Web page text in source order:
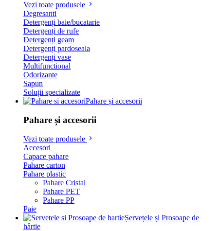
Vezi toate produsele
Degresanti
Detergenți baie/bucatarie
Detergenți de rufe
Detergenți geam
Detergenți pardoseala
Detergenți vase
Multifunctional
Odorizante
Sapun
Soluții specializate
Pahare și accesorii
Pahare și accesorii
Vezi toate produsele
Accesori
Capace pahare
Pahare carton
Pahare plastic
Pahare Cristal
Pahare PET
Pahare PP
Paie
Șervețele și Prosoape de
hârtie